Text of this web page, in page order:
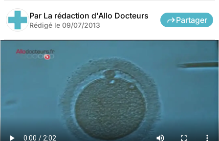
Par La rédaction d'Allo Docteurs
Rédigé le 09/07/2013
Partager